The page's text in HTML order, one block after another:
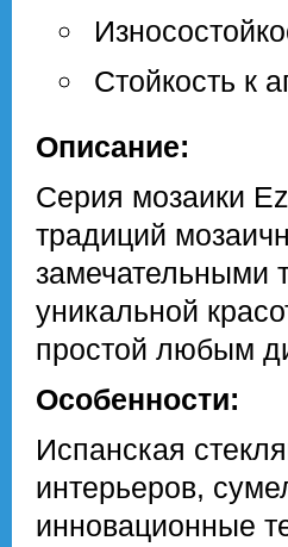
Стойкость к
Описание:
Серия мозаики
традиций
замечательными
уникальной
простой любым
Особенности:
Испанская
интерьеров,
инновационные